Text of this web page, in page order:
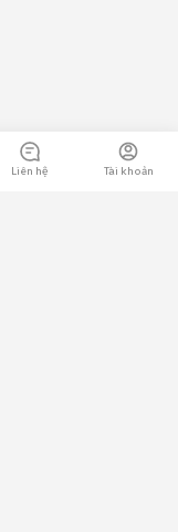
Liên hệ Tài khoản